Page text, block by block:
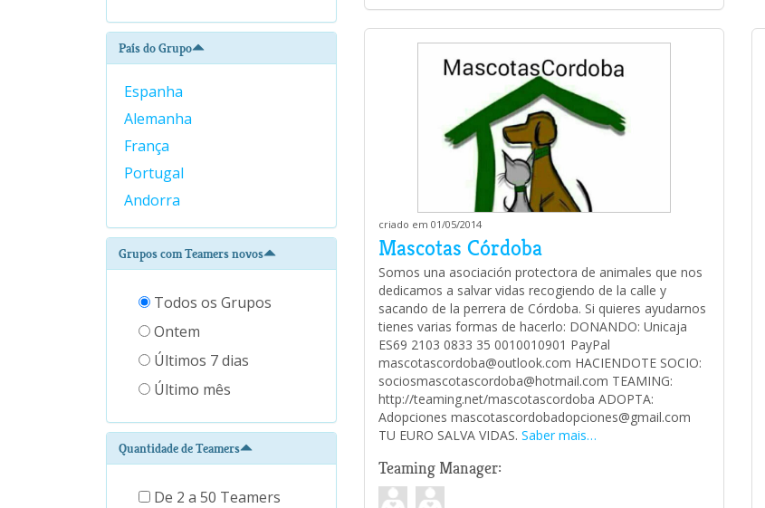
País do Grupo
Espanha
Alemanha
França
Portugal
Andorra
Grupos com Teamers novos
Todos os Grupos
Ontem
Últimos 7 dias
Último mês
Quantidade de Teamers
De 2 a 50 Teamers
criado em 01/05/2014
Mascotas Córdoba
Somos una asociación protectora de animales que nos
dedicamos a salvar vidas recogiendo de la calle y
sacando de la perrera de Córdoba. Si quieres ayudarnos
tienes varias formas de hacerlo: DONANDO: Unicaja
ES69 2103 0833 35 0010010901 PayPal
mascotascordoba@outlook.com HACIENDOTE SOCIO:
sociosmascotascordoba@hotmail.com TEAMING:
http://teaming.net/mascotascordoba ADOPTA:
Adopciones mascotascordobadopciones@gmail.com
TU EURO SALVA VIDAS. Saber mais…
Teaming Manager: